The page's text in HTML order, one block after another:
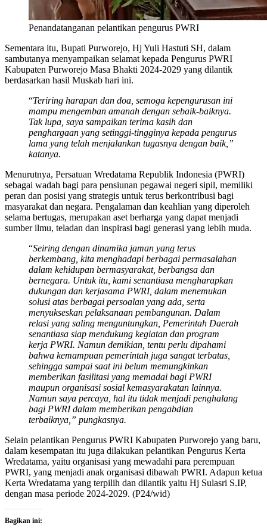
Penandatanganan pelantikan pengurus PWRI
Sementara itu, Bupati Purworejo, Hj Yuli Hastuti SH, dalam
sambutanya menyampaikan selamat kepada Pengurus PWRI
Kabupaten Purworejo Masa Bhakti 2024-2029 yang dilantik
berdasarkan hasil Muskab hari ini.
“Teriring harapan dan doa, semoga kepengurusan ini
mampu mengemban amanah dengan sebaik-baiknya.
Tak lupa, saya sampaikan terima kasih dan
penghargaan yang setinggi-tingginya kepada pengurus
lama yang telah menjalankan tugasnya dengan baik,”
katanya.
Menurutnya, Persatuan Wredatama Republik Indonesia (PWRI)
sebagai wadah bagi para pensiunan pegawai negeri sipil, memiliki
peran dan posisi yang strategis untuk terus berkontribusi bagi
masyarakat dan negara. Pengalaman dan keahlian yang diperoleh
selama bertugas, merupakan aset berharga yang dapat menjadi
sumber ilmu, teladan dan inspirasi bagi generasi yang lebih muda.
“Seiring dengan dinamika jaman yang terus
berkembang, kita menghadapi berbagai permasalahan
dalam kehidupan bermasyarakat, berbangsa dan
bernegara. Untuk itu, kami senantiasa mengharapkan
dukungan dan kerjasama PWRI, dalam menemukan
solusi atas berbagai persoalan yang ada, serta
menyukseskan pelaksanaan pembangunan. Dalam
relasi yang saling menguntungkan, Pemerintah Daerah
senantiasa siap mendukung kegiatan dan program
kerja PWRI. Namun demikian, tentu perlu dipahami
bahwa kemampuan pemerintah juga sangat terbatas,
sehingga sampai saat ini belum memungkinkan
memberikan fasilitasi yang memadai bagi PWRI
maupun organisasi sosial kemasyarakatan lainnya.
Namun saya percaya, hal itu tidak menjadi penghalang
bagi PWRI dalam memberikan pengabdian
terbaiknya,” pungkasnya.
Selain pelantikan Pengurus PWRI Kabupaten Purworejo yang baru,
dalam kesempatan itu juga dilakukan pelantikan Pengurus Kerta
Wredatama, yaitu organisasi yang mewadahi para perempuan
PWRI, yang menjadi anak organisasi dibawah PWRI. Adapun ketua
Kerta Wredatama yang terpilih dan dilantik yaitu Hj Sulasri S.IP,
dengan masa periode 2024-2029. (P24/wid)
Bagikan ini: